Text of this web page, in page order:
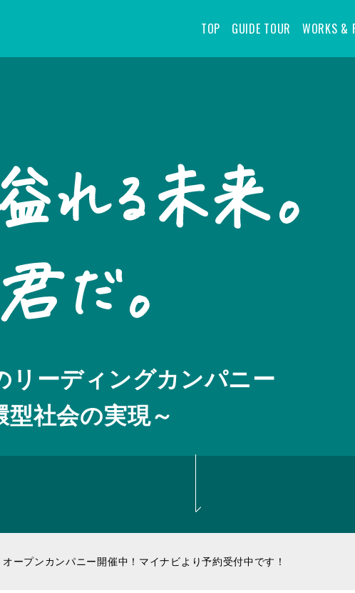
TOP GUIDE TOUR WORKS &
リーディングカンパニー
型社会の実現～
マイナビ2028公開 エントリー受付開始！